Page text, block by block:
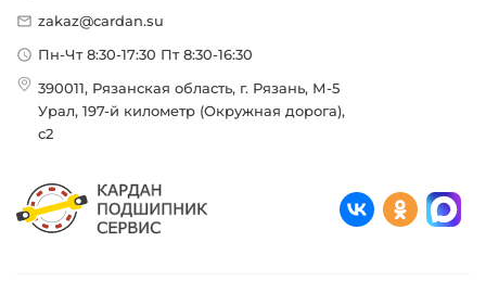
zakaz@cardan.su
Пн-Чт 8:30-17:30 Пт 8:30-16:30
390011, Рязанская область, г. Рязань, М-5
Урал, 197-й километр (Окружная дорога),
с2